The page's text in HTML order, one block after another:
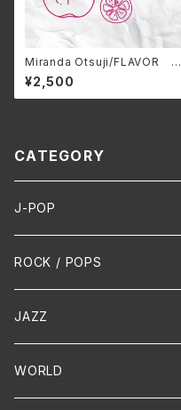
Miranda Otsuji/FLAVOR M
RND-0008(仕様:CD)
¥2,500
CATEGORY
J-POP
HR/HM
演歌 / 歌謡曲
PUNK/HARDCORE
ROCK / POPS
Oldies
HR/HM
JAZZ
Vocal
WORLD